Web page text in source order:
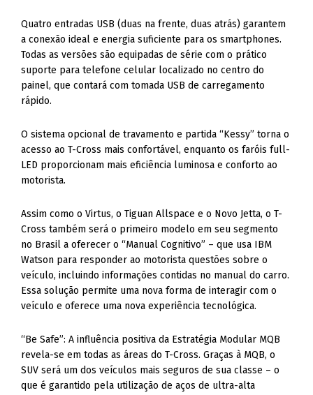
Quatro entradas USB (duas na frente, duas atrás) garantem
a conexão ideal e energia suficiente para os smartphones.
Todas as versões são equipadas de série com o prático
suporte para telefone celular localizado no centro do
painel, que contará com tomada USB de carregamento
rápido.
O sistema opcional de travamento e partida “Kessy” torna o
acesso ao T-Cross mais confortável, enquanto os faróis full-
LED proporcionam mais eficiência luminosa e conforto ao
motorista.
Assim como o Virtus, o Tiguan Allspace e o Novo Jetta, o T-
Cross também será o primeiro modelo em seu segmento
no Brasil a oferecer o “Manual Cognitivo” – que usa IBM
Watson para responder ao motorista questões sobre o
veículo, incluindo informações contidas no manual do carro.
Essa solução permite uma nova forma de interagir com o
veículo e oferece uma nova experiência tecnológica.
“Be Safe”: A influência positiva da Estratégia Modular MQB
revela-se em todas as áreas do T-Cross. Graças à MQB, o
SUV será um dos veículos mais seguros de sua classe – o
que é garantido pela utilização de aços de ultra-alta